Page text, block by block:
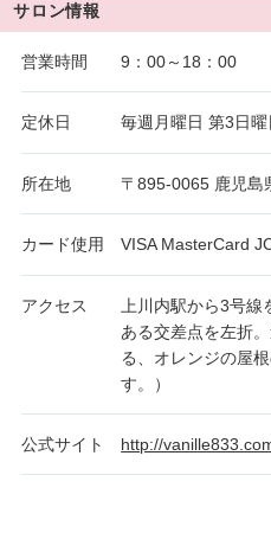
サロン情報
営業時間 9：00～18：00
定休日 毎週月曜日 第3日曜
所在地 〒895-0065 鹿児島
カード使用 VISA MasterCard
アクセス
上川内駅から3号
ある交差点を左折
る、オレンジの屋
す。）
公式サイト http://